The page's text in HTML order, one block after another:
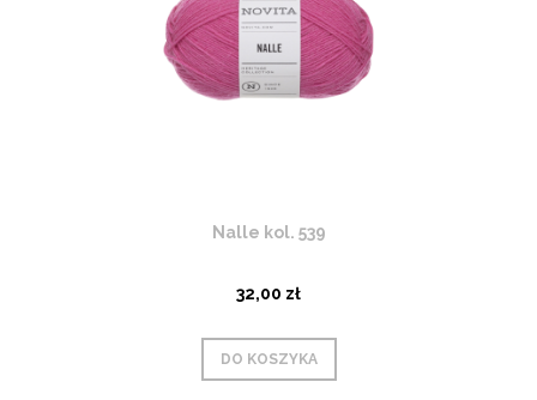
Nalle kol. 539
32,00 zł
DO KOSZYKA